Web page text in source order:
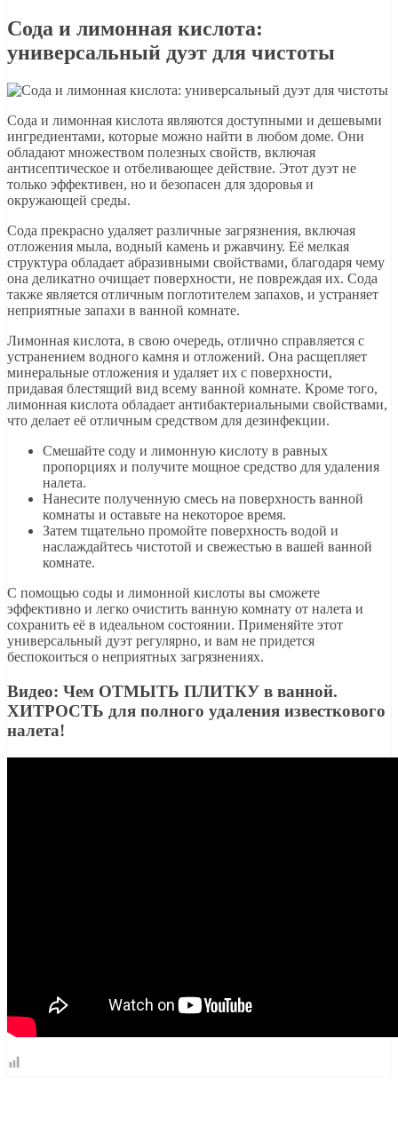
Сода и лимонная кислота:
универсальный дуэт для чистоты
Сода и лимонная кислота являются доступными и дешевыми
ингредиентами, которые можно найти в любом доме. Они
обладают множеством полезных свойств, включая
антисептическое и отбеливающее действие. Этот дуэт не
только эффективен, но и безопасен для здоровья и
окружающей среды.
Сода прекрасно удаляет различные загрязнения, включая
отложения мыла, водный камень и ржавчину. Её мелкая
структура обладает абразивными свойствами, благодаря чему
она деликатно очищает поверхности, не повреждая их. Сода
также является отличным поглотителем запахов, и устраняет
неприятные запахи в ванной комнате.
Лимонная кислота, в свою очередь, отлично справляется с
устранением водного камня и отложений. Она расщепляет
минеральные отложения и удаляет их с поверхности,
придавая блестящий вид всему ванной комнате. Кроме того,
лимонная кислота обладает антибактериальными свойствами,
что делает её отличным средством для дезинфекции.
Смешайте соду и лимонную кислоту в равных
пропорциях и получите мощное средство для удаления
налета.
Нанесите полученную смесь на поверхность ванной
комнаты и оставьте на некоторое время.
Затем тщательно промойте поверхность водой и
наслаждайтесь чистотой и свежестью в вашей ванной
комнате.
С помощью соды и лимонной кислоты вы сможете
эффективно и легко очистить ванную комнату от налета и
сохранить её в идеальном состоянии. Применяйте этот
универсальный дуэт регулярно, и вам не придется
беспокоиться о неприятных загрязнениях.
Видео: Чем ОТМЫТЬ ПЛИТКУ в ванной.
ХИТРОСТЬ для полного удаления известкового
налета!